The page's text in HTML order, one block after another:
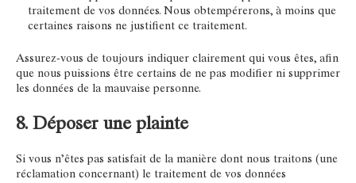
traitement de vos données. Nous obtempérerons, à moins que
certaines raisons ne justifient ce traitement.
Assurez-vous de toujours indiquer clairement qui vous êtes, afin
que nous puissions être certains de ne pas modifier ni supprimer
les données de la mauvaise personne.
8. Déposer une plainte
Si vous n’êtes pas satisfait de la manière dont nous traitons (une
réclamation concernant) le traitement de vos données